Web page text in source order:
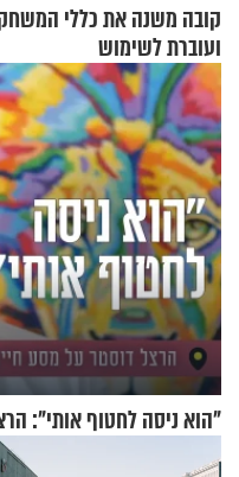
קובה משנה את כללי
ועוברת לשימוש
בתלת־אופנועים סולאריים
"הוא ניסה לחטוף אותי":